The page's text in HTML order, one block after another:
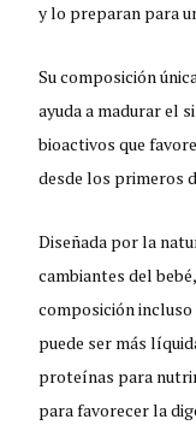
y lo preparan para
Su composición
ayuda a madurar el
bioactivos que
desde los primeros
Diseñada por la
cambiantes del
composición incluso
puede ser más
proteínas para
para favorecer la